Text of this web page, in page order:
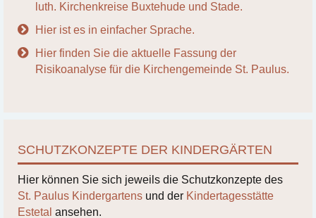
luth. Kirchenkreise Buxtehude und Stade.
Hier ist es in einfacher Sprache.
Hier finden Sie die aktuelle Fassung der
Risikoanalyse für die Kirchengemeinde St. Paulus.
SCHUTZKONZEPTE DER KINDERGÄRTEN
Hier können Sie sich jeweils die Schutzkonzepte des
St. Paulus Kindergartens und der Kindertagesstätte
Estetal ansehen.